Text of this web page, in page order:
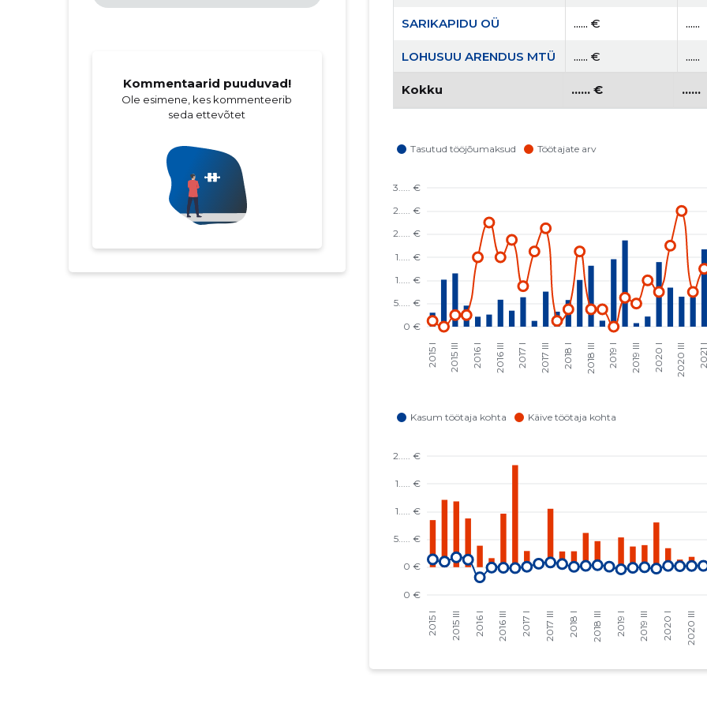
Kommentaarid puuduvad!
Ole esimene, kes kommenteerib
seda ettevõtet
SARIKAPIDU OÜ ...... € ......
LOHUSUU ARENDUS MTÜ ...... € ......
PEETRI SELTS MTÜ ...... € ......
Kokku ...... € ......